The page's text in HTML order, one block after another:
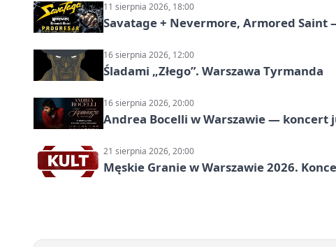
11 sierpnia 2026, 18:00
Savatage + Nevermore, Armored
16 sierpnia 2026, 12:00
Śladami „Złego”. Warszawa Tyrmanda
16 sierpnia 2026, 20:00
Andrea Bocelli w Warszawie — koncert
21 sierpnia 2026, 20:00
Męskie Granie w Warszawie 2026.